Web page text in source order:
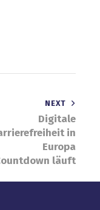
NEXT
Digitale
in
Europa
läuft